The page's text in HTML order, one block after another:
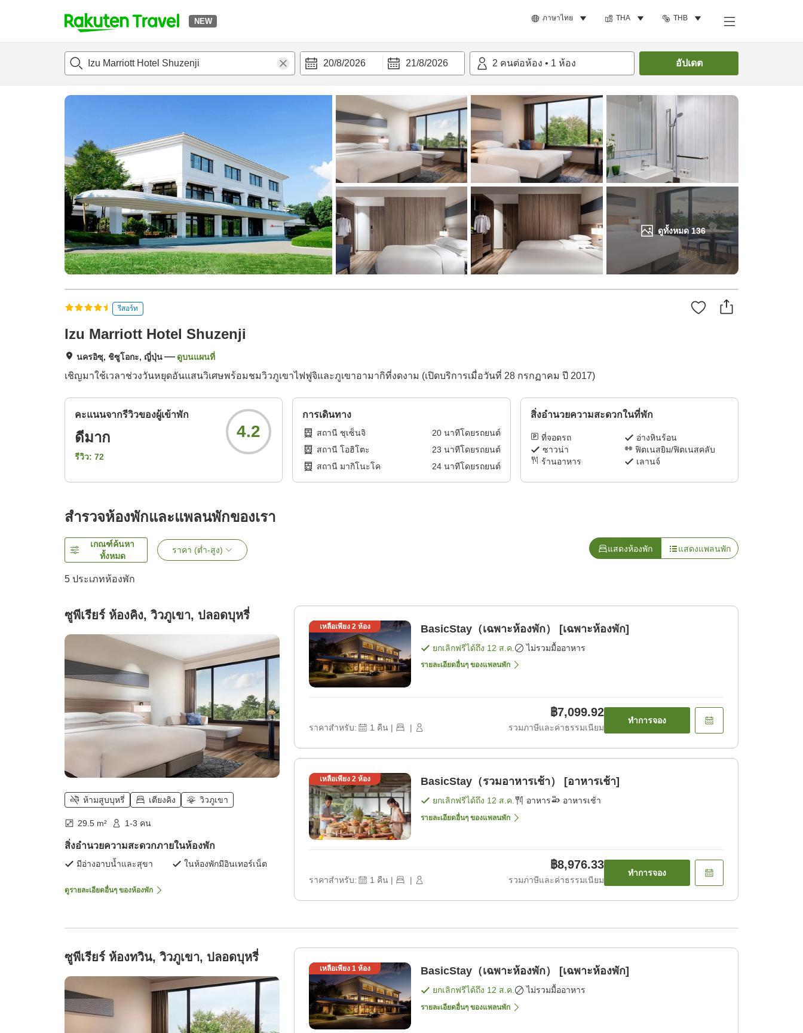
NEW ภาษาไทย THA THB
t
p
a
e
a
r
c
h
20/8/2026 21/8/2026 2 คนต่อห้อง • 1 ห้อง อัปเดต
ดูทั้งหมด 136
แนะนำที่พักห้องพักและแพลนพักรีวิวไฮไลต์ สิ่่งอำนวยความสะดวก ค้นหาห้องพัก
รีสอร์ท
Izu Marriott Hotel Shuzenji
นครอิซุ, ชิซูโอกะ, ญี่ปุ่น ดูบนแผนที่
เชิญมาใช้เวลาช่วงวันหยุดอันแสนวิเศษพร้อมชมวิวภูเขาไฟฟูจิและภูเขาอามากิที่งดงาม (เปิดบริการเมื่อวันที่ 28 กรกฏาคม ปี 2017)
คะแนนจากรีวิวของผู้เข้าพัก
ดีมาก
รีวิว: 72
4.2
การเดินทาง
สถานี ชุเซ็นจิ 20นาทีโดยรถยนต์
สถานี โอฮิโตะ
23 นาทีโดยรถยนต์
สถานี มากิโนะโค
24นาทีโดยรถยนต์
สิ่งอำนวยความสะดวกในที่พัก
ที่จอดรถ
อ่างหินร้อน
ซาวน่า
ฟิตเนสยิม/ฟิตเนสคลับ
ร้านอาหาร
เลานจ์
สำรวจห้องพักและแพลนพักของเรา
เกณฑ์ค้นหา
ทั้งหมด
ราคา (ต่ำ-สูง) แสดงห้องพัก แสดงแพลนพัก
5 ประเภทห้องพัก
ซูพีเรียร์ ห้องคิง, วิวภูเขา, ปลอดบุหรี่
ห้ามสูบบุหรี่ เตียงคิง วิวภูเขา
29.5 m² 1-3 คน
สิ่งอำนวยความสะดวกภายในห้องพัก
มีอ่างอาบน้ำและสุขา ในห้องพักมีอินเทอร์เน็ต
ดูรายละเอียดอื่นๆ ของห้องพัก
เหลือเพียง 2ห้อง BasicStay（เฉพาะห้องพัก） [เฉพาะห้องพัก]
ยกเลิกฟรีได้ถึง 12 ส.ค. ไม่รวมมื้ออาหาร
รายละเอียดอื่นๆ ของแพลนพัก
ราคาสำหรับ: 1 คืน | |
฿7,099.92
รวมภาษีและค่าธรรมเนียม
ทำการจอง
เหลือเพียง 2ห้อง BasicStay（รวมอาหารเช้า） [อาหารเช้า]
ยกเลิกฟรีได้ถึง 12 ส.ค. อาหาร อาหารเช้า
รายละเอียดอื่นๆ ของแพลนพัก
ราคาสำหรับ: 1 คืน | |
฿8,976.33
รวมภาษีและค่าธรรมเนียม
ทำการจอง
ซูพีเรียร์ ห้องทวิน, วิวภูเขา, ปลอดบุหรี่
เหลือเพียง 1ห้อง BasicStay（เฉพาะห้องพัก） [เฉพาะห้องพัก]
ยกเลิกฟรีได้ถึง 12 ส.ค. ไม่รวมมื้ออาหาร
รายละเอียดอื่นๆ ของแพลนพัก